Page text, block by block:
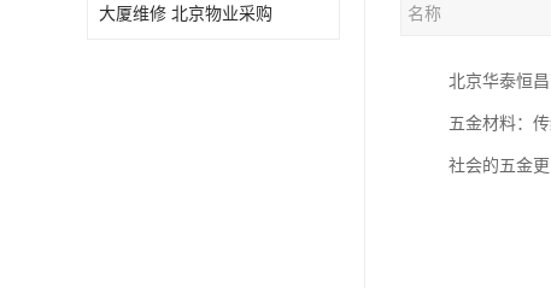
大厦维修 北京物业采购 名称
北京华泰恒
五金材料：
社会的五金